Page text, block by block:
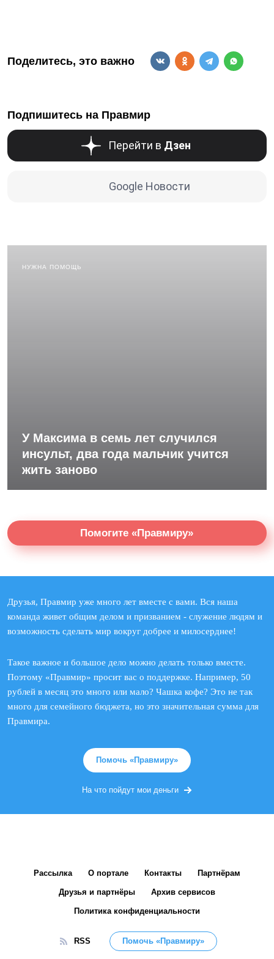
Поделитесь, это важно
Подпишитесь на Правмир
Перейти в Дзен
Google Новости
НУЖНА ПОМОЩЬ
У Максима в семь лет случился
инсульт, два года мальчик учится
жить заново
Помогите «Правмиру»
Друзья, Правмир уже много лет вместе с вами. Вся наша
команда живет общим делом и призванием - служение людям и
возможность сделать мир вокруг добрее и милосерднее!
Такое важное и большое дело можно делать только вместе.
Поэтому «Правмир» просит вас о поддержке. Например, 50
рублей в месяц это много или мало? Чашка кофе? Это не так
много для семейного бюджета, но это значительная сумма для
Правмира.
Помочь «Правмиру»
На что пойдут мои деньги
Рассылка О портале Контакты Партнёрам
Друзья и партнёры Архив сервисов
Политика конфиденциальности
RSS Помочь «Правмиру»